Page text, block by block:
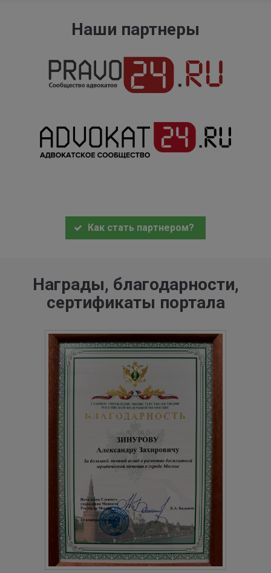
Наши партнеры
Как стать партнером?
Награды, благодарности,
сертификаты портала